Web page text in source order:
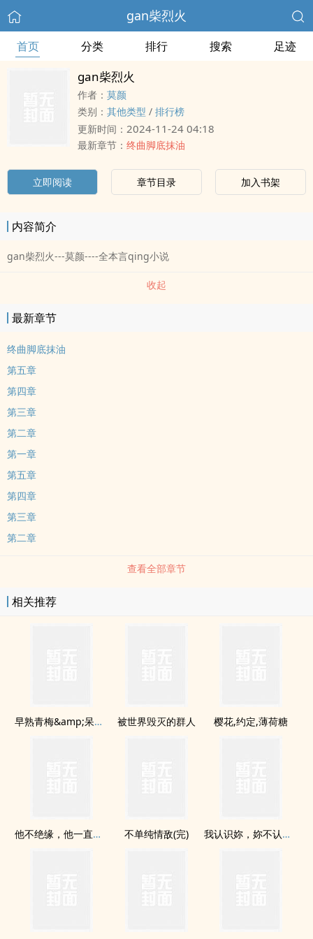
gan柴烈火
首页 分类 排行 搜索 足迹
gan柴烈火
作者： 莫颜
类别： 其他类型 / 排行榜
更新时间： 2024-11-24 04:18
最新章节： 终曲脚底抹油
立即阅读 章节目录 加入书架
内容简介
gan柴烈火---莫颜----全本言qing小说
收起
最新章节
终曲脚底抹油
第五章
第四章
第三章
第二章
第一章
第五章
第四章
第三章
第二章
查看全部章节
相关推荐
早熟青梅&amp;呆萌竹ma 被世界毁灭的群人 樱花,约定,薄荷糖
他不绝缘，他一直对我放电 不单纯情敌(完) 我认识妳，妳不认识我。